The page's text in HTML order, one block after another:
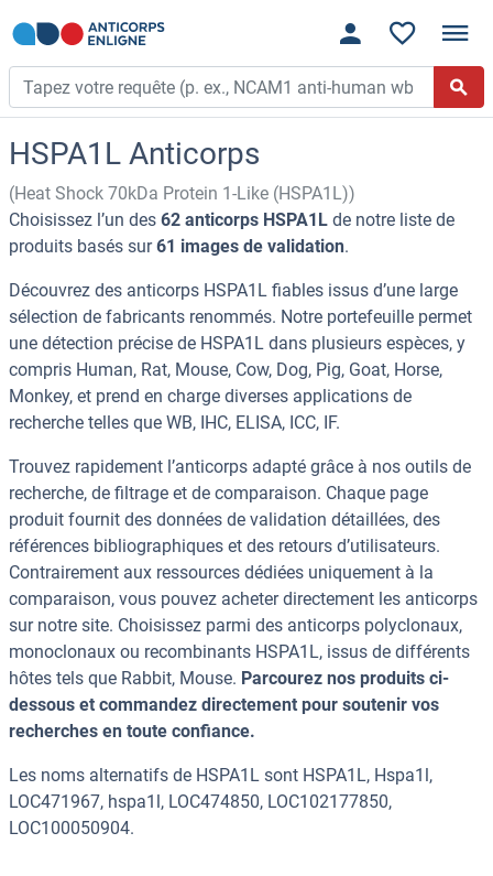
HSPA1L Anticorps
(Heat Shock 70kDa Protein 1-Like (HSPA1L))
Choisissez l’un des 62 anticorps HSPA1L de notre liste de
produits basés sur61 images de validation.
Découvrez des anticorps HSPA1L fiables issus d’une large
sélection de fabricants renommés. Notre portefeuille permet
une détection précise de HSPA1L dans plusieurs espèces, y
compris Human, Rat, Mouse, Cow, Dog, Pig, Goat, Horse,
Monkey, et prend en charge diverses applications de
recherche telles que WB, IHC, ELISA, ICC, IF.
Trouvez rapidement l’anticorps adapté grâce à nos outils de
recherche, de filtrage et de comparaison. Chaque page
produit fournit des données de validation détaillées, des
références bibliographiques et des retours d’utilisateurs.
Contrairement aux ressources dédiées uniquement à la
comparaison, vous pouvez acheter directement les anticorps
sur notre site. Choisissez parmi des anticorps polyclonaux,
monoclonaux ou recombinants HSPA1L, issus de différents
hôtes tels que Rabbit, Mouse. Parcourez nos produits ci-
dessous et commandez directement pour soutenir vos
recherches en toute confiance.
Les noms alternatifs de HSPA1L sont HSPA1L, Hspa1l,
LOC471967, hspa1l, LOC474850, LOC102177850,
LOC100050904.